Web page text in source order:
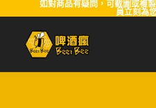
如對商品有疑問，可截圖或複
員立刻為